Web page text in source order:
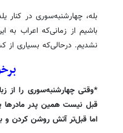
بله، چهارشنبه‌سوری در
باشیم از زمانی‌که اعراب
نشدیم. درحالی‌که بسیاری
*وقتی چهارشنبه‌سوری را از
قبل نیست همین پدر مادرها
اما قبل‌تر آتش روشن کردن و